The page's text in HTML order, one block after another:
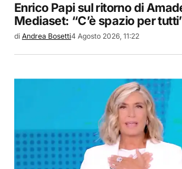
Enrico Papi sul ritorno di
Mediaset: “C’è spazio per
di Andrea Bosetti4 Agosto 2026, 11:22